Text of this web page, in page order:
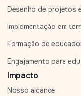
Desenho de projetos
Implementação em
Formação de
Engajamento para
Impacto
Nosso alcance